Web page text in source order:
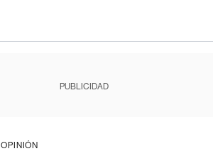
PUBLICIDAD
OPINIÓN